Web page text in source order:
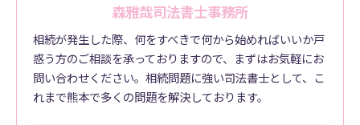
森雅哉司法書士事務所
相続が発生した際、何をすべきで何から始めればいいか戸
惑う方のご相談を承っておりますので、まずはお気軽にお
問い合わせください。相続問題に強い司法書士として、こ
れまで熊本で多くの問題を解決しております。